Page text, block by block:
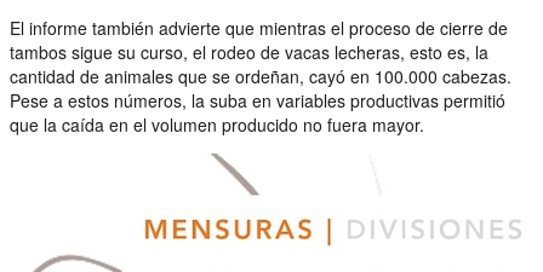
El informe también advierte que mientras el proceso de cierre de
tambos sigue su curso, el rodeo de vacas lecheras, esto es, la
cantidad de animales que se ordeñan, cayó en 100.000 cabezas.
Pese a estos números, la suba en variables productivas permitió
que la caída en el volumen producido no fuera mayor.